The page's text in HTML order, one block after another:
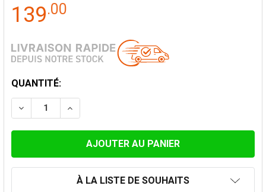
139.00
STOCK
ACTUEL:
QUANTITÉ:
DIMINUER LA QUANTITÉ DE COUDE 40° CONVESA
AUGMENTER LA QUANTITÉ DE COUDE 40°
À LA LISTE DE SOUHAITS